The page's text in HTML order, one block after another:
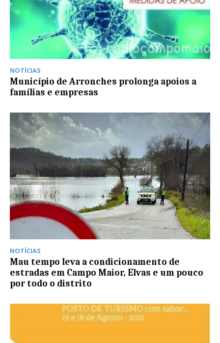
NOTÍCIAS
Município de Arronches prolonga apoios a
famílias e empresas
NOTÍCIAS
Mau tempo leva a condicionamento de
estradas em Campo Maior, Elvas e um pouco
por todo o distrito